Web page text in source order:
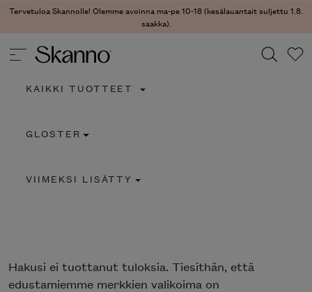
Tervetuloa Skannolle! Olemme avoinna ma-pe 10-18 (kesälauantait suljettu 1.8.
saakka).
Type 2 or more characters for results.
KAIKKI TUOTTEET
GLOSTER
VIIMEKSI LISÄTTY
Hakusi ei tuottanut tuloksia. Tiesithän, että
edustamiemme merkkien valikoima on